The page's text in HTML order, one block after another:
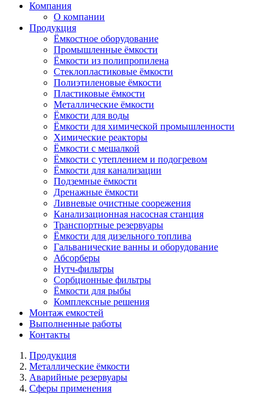
Компания
О компании
Продукция
Ёмкостное оборудование
Промышленные ёмкости
Ёмкости из полипропилена
Стеклопластиковые ёмкости
Полиэтиленовые ёмкости
Пластиковые ёмкости
Металлические ёмкости
Ёмкости для воды
Ёмкости для химической промышленности
Химические реакторы
Ёмкости с мешалкой
Ёмкости с утеплением и подогревом
Ёмкости для канализации
Подземные ёмкости
Дренажные ёмкости
Ливневые очистные соорежения
Канализационная насосная станция
Транспортные резервуары
Ёмкости для дизельного топлива
Гальванические ванны и оборудование
Абсорберы
Нутч-фильтры
Сорбционные фильтры
Ёмкости для рыбы
Комплексные решения
Монтаж емкостей
Выполненные работы
Контакты
Продукция
Металлические ёмкости
Аварийные резервуары
Сферы применения